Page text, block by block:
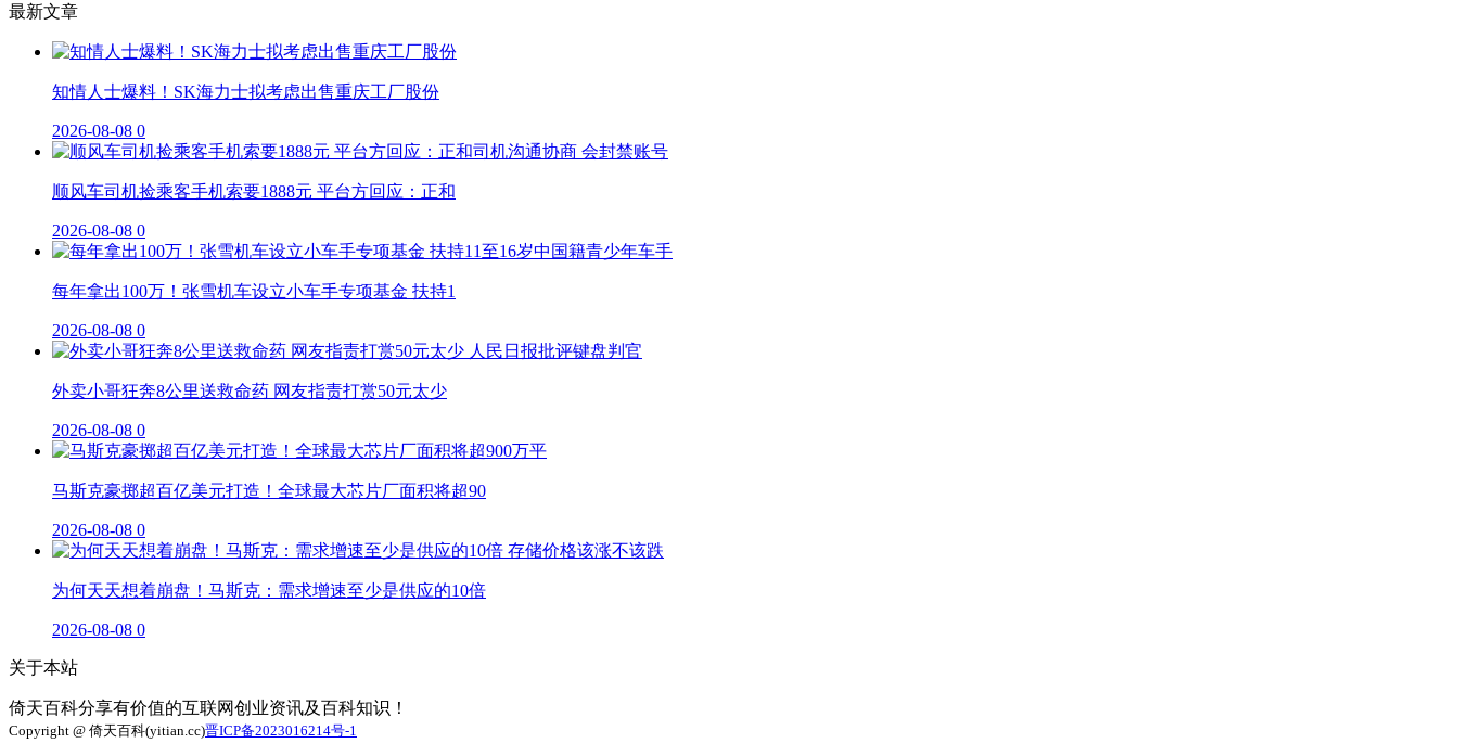
最新文章
知情人士爆料！SK海力士拟考虑出售重庆工厂股份
2026-08-08 0
顺风车司机捡乘客手机索要1888元 平台方回应：正和
2026-08-08 0
每年拿出100万！张雪机车设立小车手专项基金 扶持1
2026-08-08 0
外卖小哥狂奔8公里送救命药 网友指责打赏50元太少
2026-08-08 0
马斯克豪掷超百亿美元打造！全球最大芯片厂面积将超90
2026-08-08 0
为何天天想着崩盘！马斯克：需求增速至少是供应的10倍
2026-08-08 0
关于本站
倚天百科分享有价值的互联网创业资讯及百科知识！
Copyright @ 倚天百科(yitian.cc)晋ICP备2023016214号-1